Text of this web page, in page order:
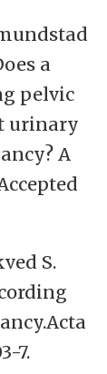
a
pelvic
urinary
A
S.
7.